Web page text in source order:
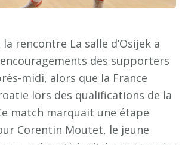
rencontre La salle d’Osijek a
des supporters
midi, alors que la France
lors des qualifications de la
match marquait une étape
Corentin Moutet, le jeune